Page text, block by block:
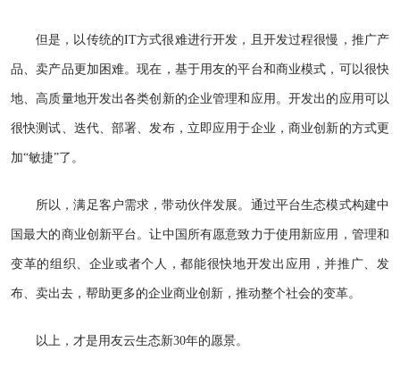
但是，以传统的IT方式很难进行开发，且开发过程很慢，推广产
品、卖产品更加困难。现在，基于用友的平台和商业模式，可以很快
地、高质量地开发出各类创新的企业管理和应用。开发出的应用可以
很快测试、迭代、部署、发布，立即应用于企业，商业创新的方式更
加“敏捷”了。
所以，满足客户需求，带动伙伴发展。通过平台生态模式构建中
国最大的商业创新平台。让中国所有愿意致力于使用新应用，管理和
变革的组织、企业或者个人，都能很快地开发出应用，并推广、发
布、卖出去，帮助更多的企业商业创新，推动整个社会的变革。
以上，才是用友云生态新30年的愿景。